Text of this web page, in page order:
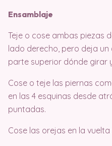
Ensamblaje
Teje o cose ambas piezas
lado derecho, pero deja un
parte superior dónde girar
Cose o teje las piernas
en las 4 esquinas desde
puntadas.
Cose las orejas en la vuelta